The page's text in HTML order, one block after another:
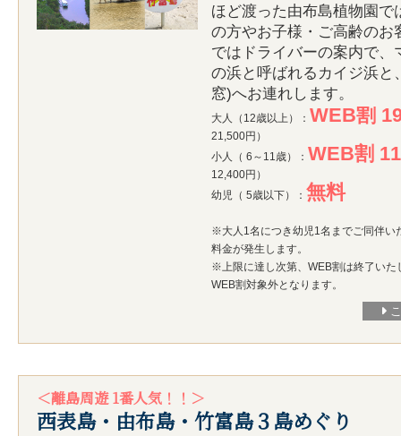
ほど渡った由布島植物園で
の方やお子様・ご高齢のお
ではドライバーの案内で、
の浜と呼ばれるカイジ浜と
窓)へお連れします。
大人（12歳以上）： WEB割
21,500円）
小人（ 6～11歳）： WEB割
12,400円）
幼児（ 5歳以下）： 無料
※大人1名につき幼児1名までご同伴い
料金が発生します。
※上限に達し次第、WEB割は終了いた
WEB割対象外となります。
＜離島周遊 1番人気！！＞
西表島・由布島・竹富島３島めぐり